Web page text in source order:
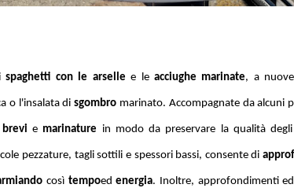
spaghetti con le arselle e le acciughe marinate, a
o l'insalata disgombro marinato. Accompagnate da alcuni
e marinature in modo da preservare la qualità
pezzature, tagli sottili e spessori bassi, consente di
così tempoed energia. Inoltre, approfondimenti